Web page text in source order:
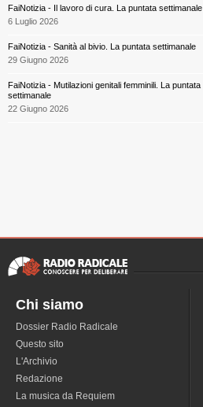
FaiNotizia - Il lavoro di cura. La puntata settimanale
6 Luglio 2026
FaiNotizia - Sanità al bivio. La puntata settimanale
29 Giugno 2026
FaiNotizia - Mutilazioni genitali femminili. La puntata
settimanale
22 Giugno 2026
Chi siamo
Dossier Radio Radicale
Questo sito
L'Archivio
Redazione
La musica da Requiem